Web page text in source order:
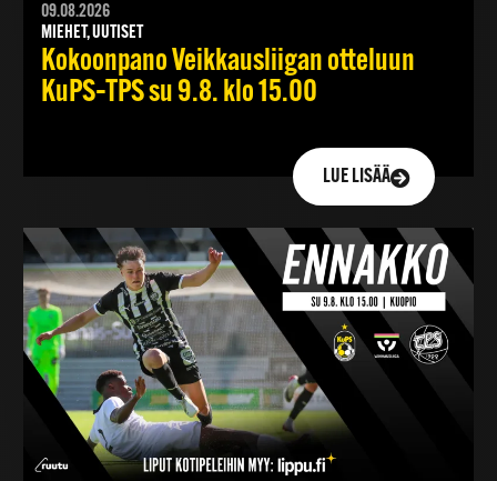
09.08.2026
MIEHET, UUTISET
Kokoonpano Veikkausliigan otteluun
KuPS–TPS su 9.8. klo 15.00
LUE LISÄÄ